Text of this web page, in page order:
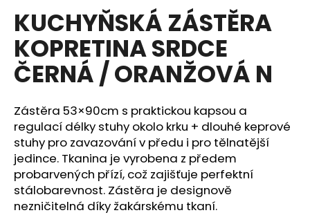
produktu
je
0,0
5
hvězdiček.
KUCHYŇSKÁ ZÁSTĚRA
KOPRETINA SRDCE
ČERNÁ / ORANŽOVÁ N
Zástěra 53×90cm s praktickou kapsou a
regulací délky stuhy okolo krku + dlouhé keprové
stuhy pro zavazování v předu i pro tělnatější
jedince. Tkanina je vyrobena z předem
probarvených přízí, což zajišťuje perfektní
stálobarevnost. Zástěra je designově
nezničitelná díky žakárskému tkaní.
a
j
í
t
?
HLEDAT